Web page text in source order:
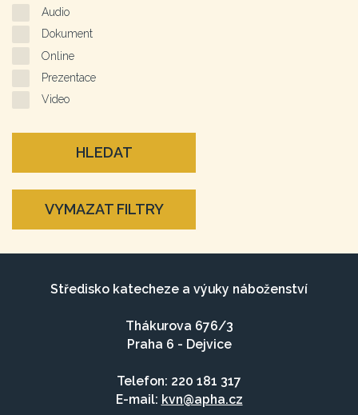
Audio
Dokument
Online
Prezentace
Video
HLEDAT
VYMAZAT FILTRY
Středisko katecheze a výuky náboženství
Thákurova 676/3
Praha 6 - Dejvice
Telefon: 220 181 317
E-mail: kvn@apha.cz